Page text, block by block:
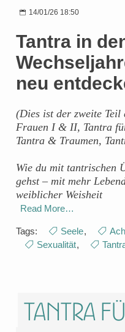
14/01/26 18:50
Tantra in
neu
(Dies ist der zweite
Frauen I & II, Tantra
Tantra & Traumen,
Wie du mit tantrischen
gehst – mit mehr
weiblicher Weisheit
Read More…
Tags: Seele,
Sexualität,
Tantra